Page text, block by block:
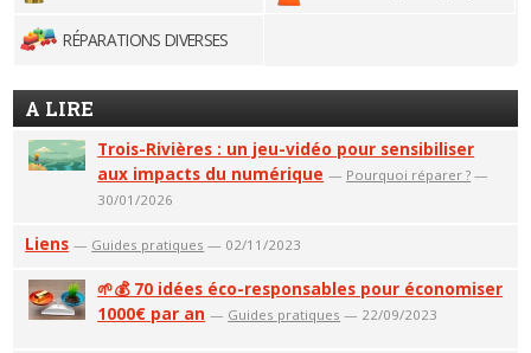
RÉPARATIONS DIVERSES
A LIRE
Trois-Rivières : un jeu-vidéo pour sensibiliser
aux impacts du numérique — Pourquoi réparer ? —
30/01/2026
Liens — Guides pratiques — 02/11/2023
🌱💰 70 idées éco-responsables pour économiser
1000€ par an — Guides pratiques — 22/09/2023